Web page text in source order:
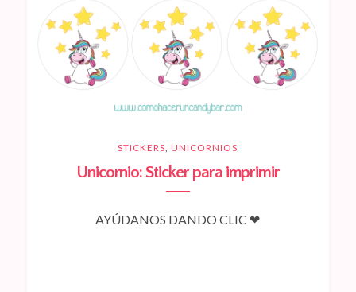
STICKERS,UNICORNIOS
Unicornio: Sticker para imprimir
AYÚDANOS DANDO CLIC ❤